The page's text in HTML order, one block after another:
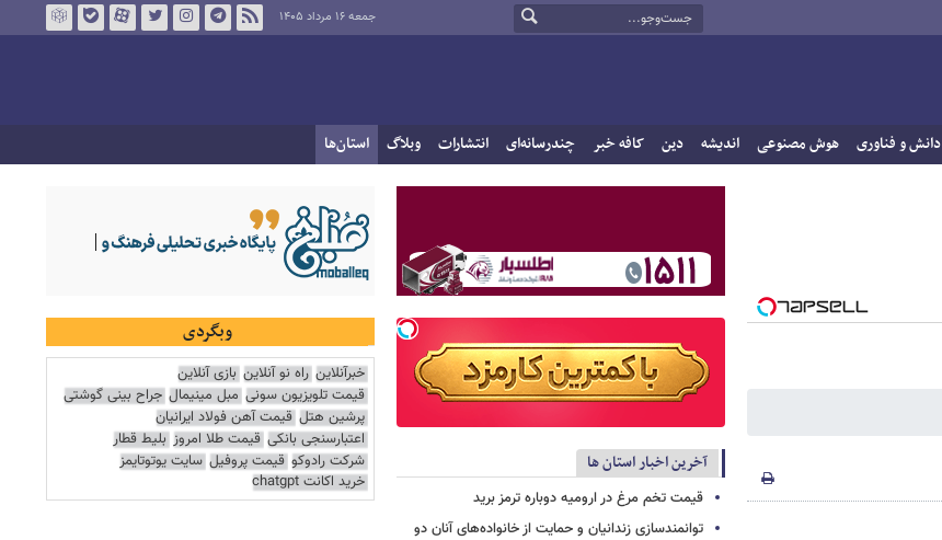
جمعه ۱۶ مرداد ۱۴۰۵
دانش و فناوری هوش مصنوعی اندیشه دین کافه خبر چندرسانه‌ای انتشارات وبلاگ استان‌ها
آخرین اخبار استان ها
قیمت تخم مرغ در ارومیه دوباره ترمز برید
توانمندسازی زندانیان و حمایت از خانواده‌های آنان دو
وبگردی
خبرآنلاین راه نو آنلاین بازی آنلاین
قیمت تلویزیون سونی مبل مینیمال جراح بینی گوشتی
پرشین هتل قیمت آهن فولاد ایرانیان
اعتبارسنجی بانکی قیمت طلا امروز بلیط قطار
شرکت رادوکو قیمت پروفیل سایت یوتوتایمز
خرید اکانت chatgpt